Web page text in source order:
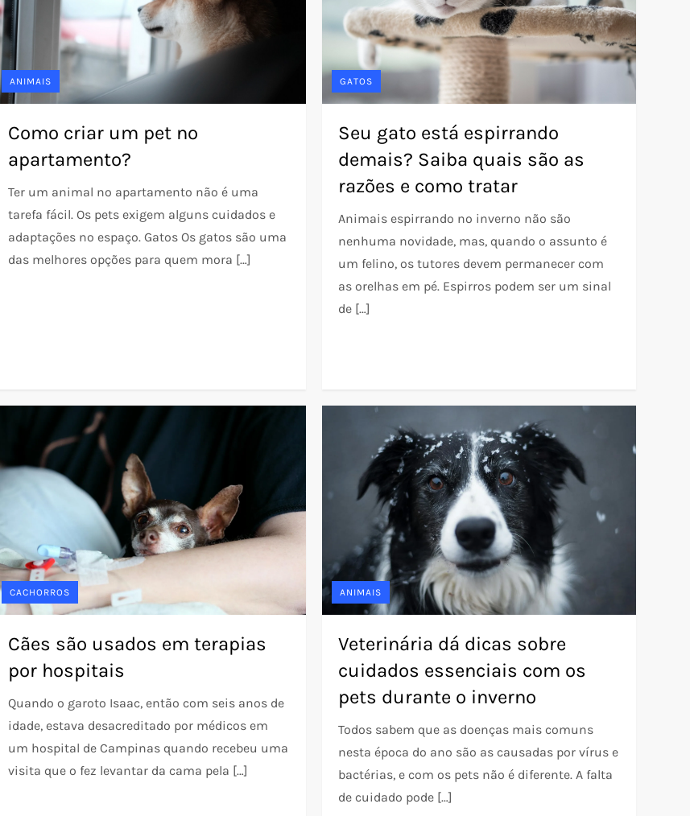
ANIMAIS
Como criar um pet no
apartamento?
Ter um animal no apartamento não é uma
tarefa fácil. Os pets exigem alguns cuidados e
adaptações no espaço. Gatos Os gatos são uma
das melhores opções para quem mora […]
GATOS
Seu gato está espirrando
demais? Saiba quais são as
razões e como tratar
Animais espirrando no inverno não são
nenhuma novidade, mas, quando o assunto é
um felino, os tutores devem permanecer com
as orelhas em pé. Espirros podem ser um sinal
de […]
CACHORROS
Cães são usados em terapias
por hospitais
Quando o garoto Isaac, então com seis anos de
idade, estava desacreditado por médicos em
um hospital de Campinas quando recebeu uma
visita que o fez levantar da cama pela […]
ANIMAIS
Veterinária dá dicas sobre
cuidados essenciais com os
pets durante o inverno
Todos sabem que as doenças mais comuns
nesta época do ano são as causadas por vírus e
bactérias, e com os pets não é diferente. A falta
de cuidado pode […]